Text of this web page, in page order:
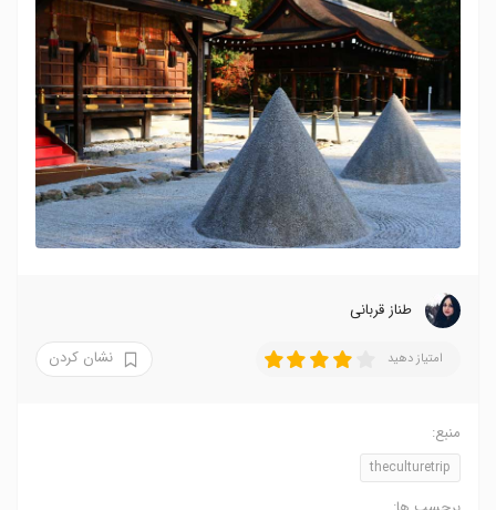
طناز قربانی
امتیاز دهید نشان کردن
منبع:
theculturetrip